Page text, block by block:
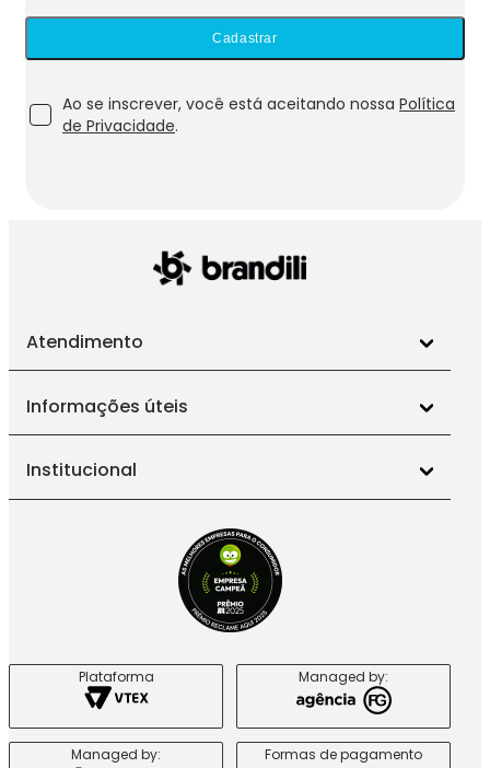
Cadastrar
Ao se inscrever, você está aceitando nossa Política
de Privacidade.
Atendimento
Informações úteis
Institucional
Plataforma Managed by:
Managed by: Formas de pagamento